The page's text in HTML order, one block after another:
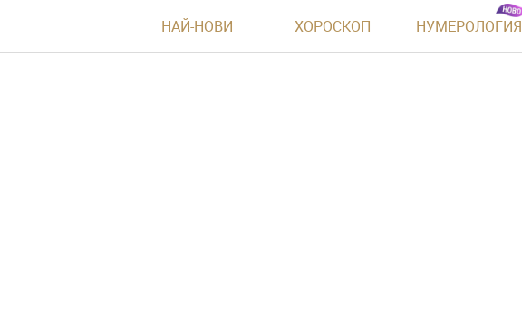
НАЙ-НОВИ ХОРОСКОП НУМЕРОЛОГИЯ